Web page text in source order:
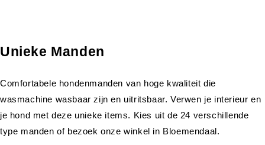
Unieke Manden
Comfortabele hondenmanden van hoge kwaliteit die
wasmachine wasbaar zijn en uitritsbaar. Verwen je interieur en
je hond met deze unieke items. Kies uit de 24 verschillende
type manden of bezoek onze winkel in Bloemendaal.